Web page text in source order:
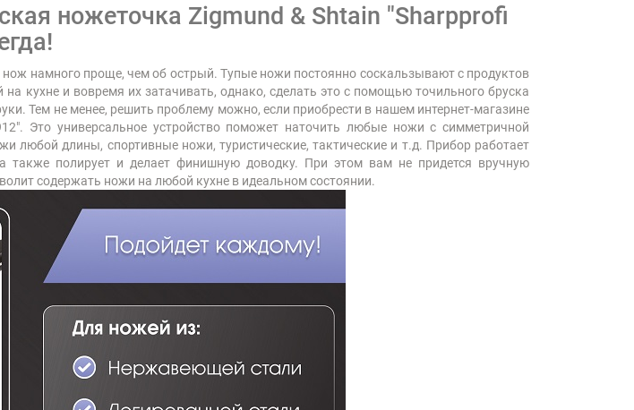
ножеточка Zigmund & Shtain "Sharpprofi
намного проще, чем об острый. Тупые ножи постоянно соскальзывают с продуктов
кухне и вовремя их затачивать, однако, сделать это с помощью точильного бруска
Тем не менее, решить проблему можно, если приобрести в нашем интернет-магазине
Это универсальное устройство поможет наточить любые ножи с симметричной
любой длины, спортивные ножи, туристические, тактические и т.д. Прибор работает
также полирует и делает финишную доводку. При этом вам не придется вручную
содержать ножи на любой кухне в идеальном состоянии.